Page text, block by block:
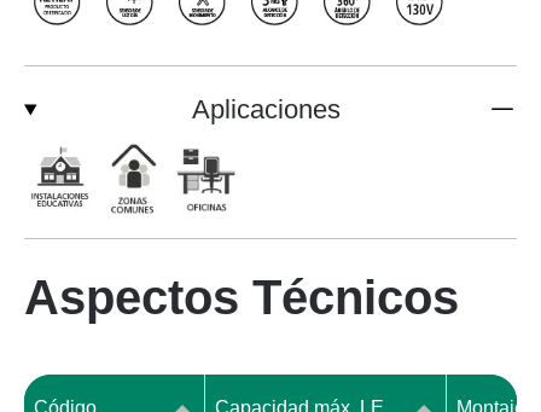
Aplicaciones
Aspectos Técnicos
Código Montaje